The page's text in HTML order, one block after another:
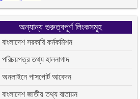
অন্যান্য গুরুত্বপূর্ণ লিংকসমূহ
বাংলাদেশ সরকারি কর্মকমিশন
পরিচয়পত্র তথ্য হালনাগাদ
অনলাইনে পাসপোর্ট আবেদন
বাংলাদেশ জাতীয় তথ্য বাতায়ন